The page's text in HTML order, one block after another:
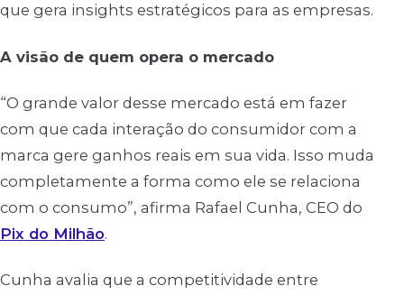
que gera insights estratégicos para as empresas.
A visão de quem opera o mercado
“O grande valor desse mercado está em fazer
com que cada interação do consumidor com a
marca gere ganhos reais em sua vida. Isso muda
completamente a forma como ele se relaciona
com o consumo”, afirma Rafael Cunha, CEO do
Pix do Milhão.
Cunha avalia que a competitividade entre